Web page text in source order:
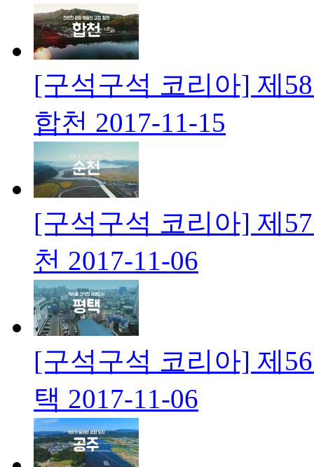
[구석구석 코리아] 제
합천 2017-11-15
[구석구석 코리아] 제
천 2017-11-06
[구석구석 코리아] 제
택 2017-11-06